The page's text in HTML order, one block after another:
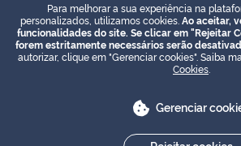
Para melhorar a sua experiência na
personalizados, utilizamos cookies. Ao aceitar,
funcionalidades do site. Se clicar em "Rejeitar
forem estritamente necessários serão
autorizar, clique em "Gerenciar cookies". Saiba
Cookies
Gerenciar